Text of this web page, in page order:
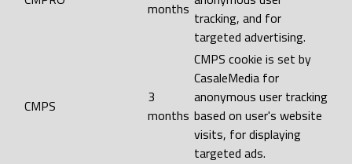
months tracking, and for
targeted advertising.
CMPS
3
months
CMPS cookie is set by
CasaleMedia for
anonymous user tracking
based on user's website
visits, for displaying
targeted ads.